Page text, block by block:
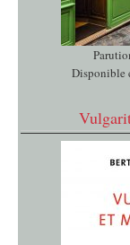
Disponible